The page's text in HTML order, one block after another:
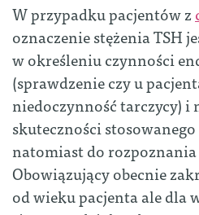
W przypadku pacjentów z
oznaczenie stężenia TSH
w określeniu czynności
(sprawdzenie czy u
niedoczynność tarczycy)
skuteczności
natomiast do
Obowiązujący obecnie
od wieku pacjenta ale dla